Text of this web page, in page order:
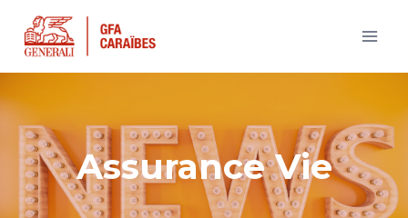
contenu
Assurance Vie